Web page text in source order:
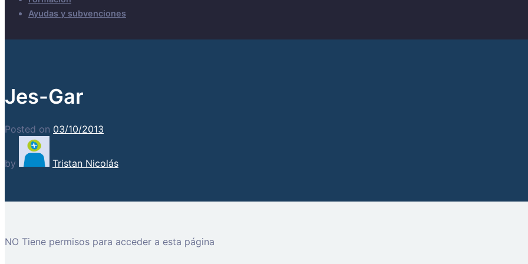
Ayudas y subvenciones
Jes-Gar
Posted on 03/10/2013
by Tristan Nicolás
NO Tiene permisos para acceder a esta página